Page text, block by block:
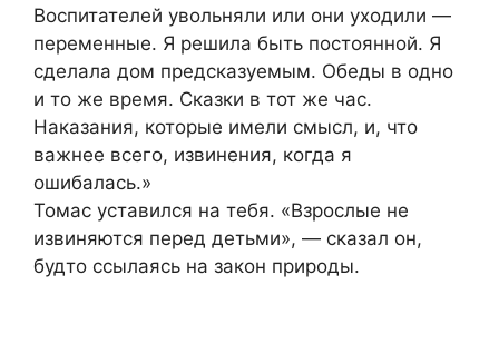
Воспитателей увольняли или они уходили —
переменные. Я решила быть постоянной. Я
сделала дом предсказуемым. Обеды в одно
и то же время. Сказки в тот же час.
Наказания, которые имели смысл, и, что
важнее всего, извинения, когда я
ошибалась.»
Томас уставился на тебя. «Взрослые не
извиняются перед детьми», — сказал он,
будто ссылаясь на закон природы.